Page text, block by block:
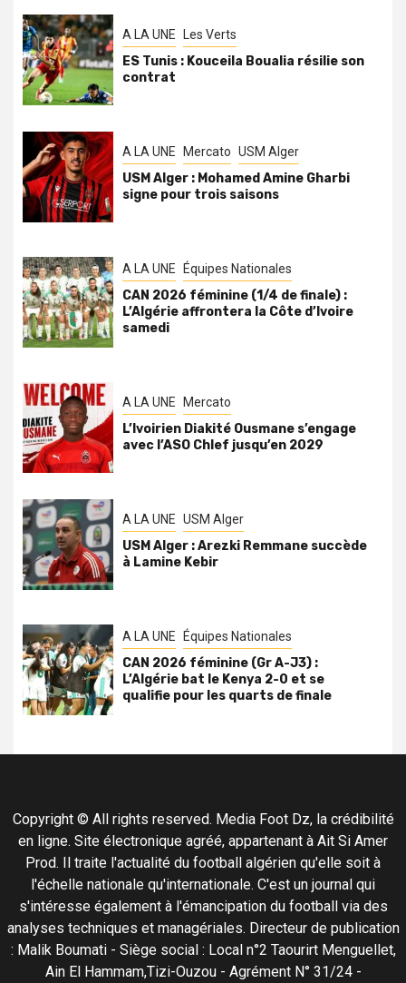
A LA UNE Les Verts
ES Tunis : Kouceila Boualia résilie son
contrat
A LA UNE Mercato USM Alger
USM Alger : Mohamed Amine Gharbi
signe pour trois saisons
A LA UNE Équipes Nationales
CAN 2026 féminine (1/4 de finale) :
L’Algérie affrontera la Côte d’Ivoire
samedi
A LA UNE Mercato
L’Ivoirien Diakité Ousmane s’engage
avec l’ASO Chlef jusqu’en 2029
A LA UNE USM Alger
USM Alger : Arezki Remmane succède
à Lamine Kebir
A LA UNE Équipes Nationales
CAN 2026 féminine (Gr A-J3) :
L’Algérie bat le Kenya 2-0 et se
qualifie pour les quarts de finale
Copyright © All rights reserved. Media Foot Dz, la crédibilité
en ligne. Site électronique agréé, appartenant à Ait Si Amer
Prod. Il traite l'actualité du football algérien qu'elle soit à
l'échelle nationale qu'internationale. C'est un journal qui
s'intéresse également à l'émancipation du football via des
analyses techniques et managériales. Directeur de publication
: Malik Boumati - Siège social : Local n°2 Taourirt Menguellet,
Ain El Hammam,Tizi-Ouzou - Agrément N° 31/24 -